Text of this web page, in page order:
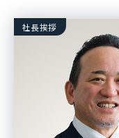
社長挨拶